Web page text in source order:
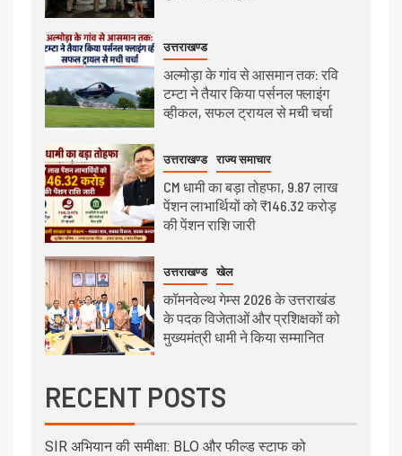
उत्तराखण्ड
अल्मोड़ा के गांव से आसमान तक: रवि
टम्टा ने तैयार किया पर्सनल फ्लाइंग
व्हीकल, सफल ट्रायल से मची चर्चा
उत्तराखण्ड राज्य समाचार
CM धामी का बड़ा तोहफा, 9.87 लाख
पेंशन लाभार्थियों को ₹146.32 करोड़
की पेंशन राशि जारी
उत्तराखण्ड खेल
कॉमनवेल्थ गेम्स 2026 के उत्तराखंड
के पदक विजेताओं और प्रशिक्षकों को
मुख्यमंत्री धामी ने किया सम्मानित
RECENT POSTS
SIR अभियान की समीक्षा: BLO और फील्ड स्टाफ को